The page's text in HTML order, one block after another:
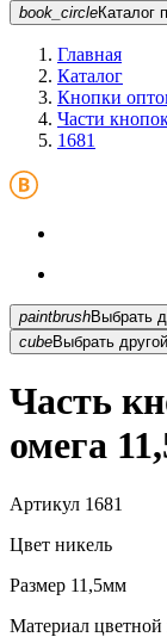
book_circleКаталог
Главная
Каталог
Кнопки
Части
1681
paintbrush
cubeВыбрать
Часть
омега
Артикул 1681
Цвет никель
Размер 11,5мм
Материал цветной